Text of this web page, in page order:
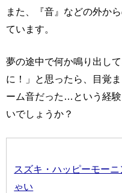
また、『音』などの外か
ています。
夢の途中で何か鳴り出し
に！」と思ったら、目覚
ーム音だった…という経
いでしょうか？
スズキ・ハッピーモー
ゃい